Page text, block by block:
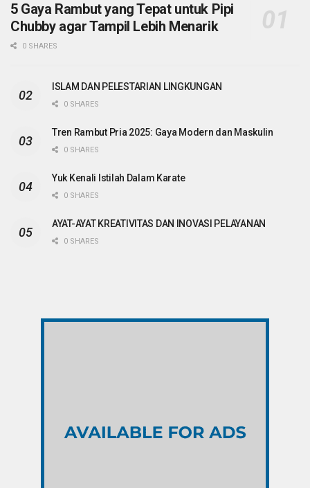
5 Gaya Rambut yang Tepat untuk Pipi
Chubby agar Tampil Lebih Menarik
0 SHARES
ISLAM DAN PELESTARIAN LINGKUNGAN
0 SHARES
Tren Rambut Pria 2025: Gaya Modern dan Maskulin
0 SHARES
Yuk Kenali Istilah Dalam Karate
0 SHARES
AYAT-AYAT KREATIVITAS DAN INOVASI PELAYANAN
0 SHARES